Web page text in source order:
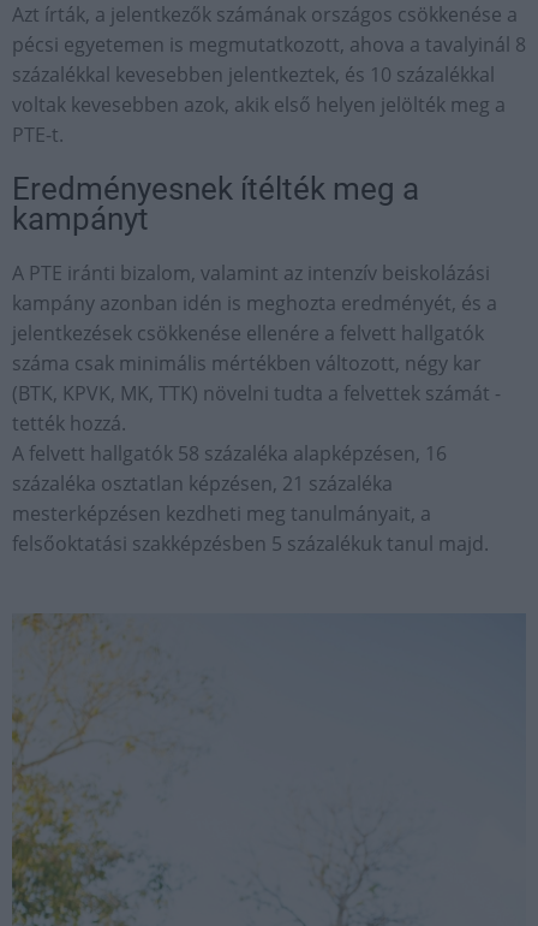
Azt írták, a jelentkezők számának országos csökkenése a
pécsi egyetemen is megmutatkozott, ahova a tavalyinál 8
százalékkal kevesebben jelentkeztek, és 10 százalékkal
voltak kevesebben azok, akik első helyen jelölték meg a
PTE-t.
Eredményesnek ítélték meg a
kampányt
A PTE iránti bizalom, valamint az intenzív beiskolázási
kampány azonban idén is meghozta eredményét, és a
jelentkezések csökkenése ellenére a felvett hallgatók
száma csak minimális mértékben változott, négy kar
(BTK, KPVK, MK, TTK) növelni tudta a felvettek számát -
tették hozzá.
A felvett hallgatók 58 százaléka alapképzésen, 16
százaléka osztatlan képzésen, 21 százaléka
mesterképzésen kezdheti meg tanulmányait, a
felsőoktatási szakképzésben 5 százalékuk tanul majd.